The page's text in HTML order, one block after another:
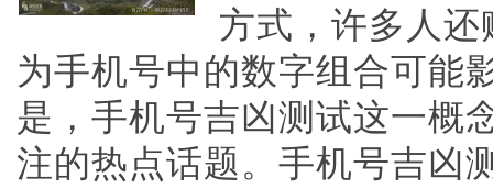
方式，许多人
为手机号中的数字组合可能
是，手机号吉凶测试这一概
注的热点话题。手机号吉凶